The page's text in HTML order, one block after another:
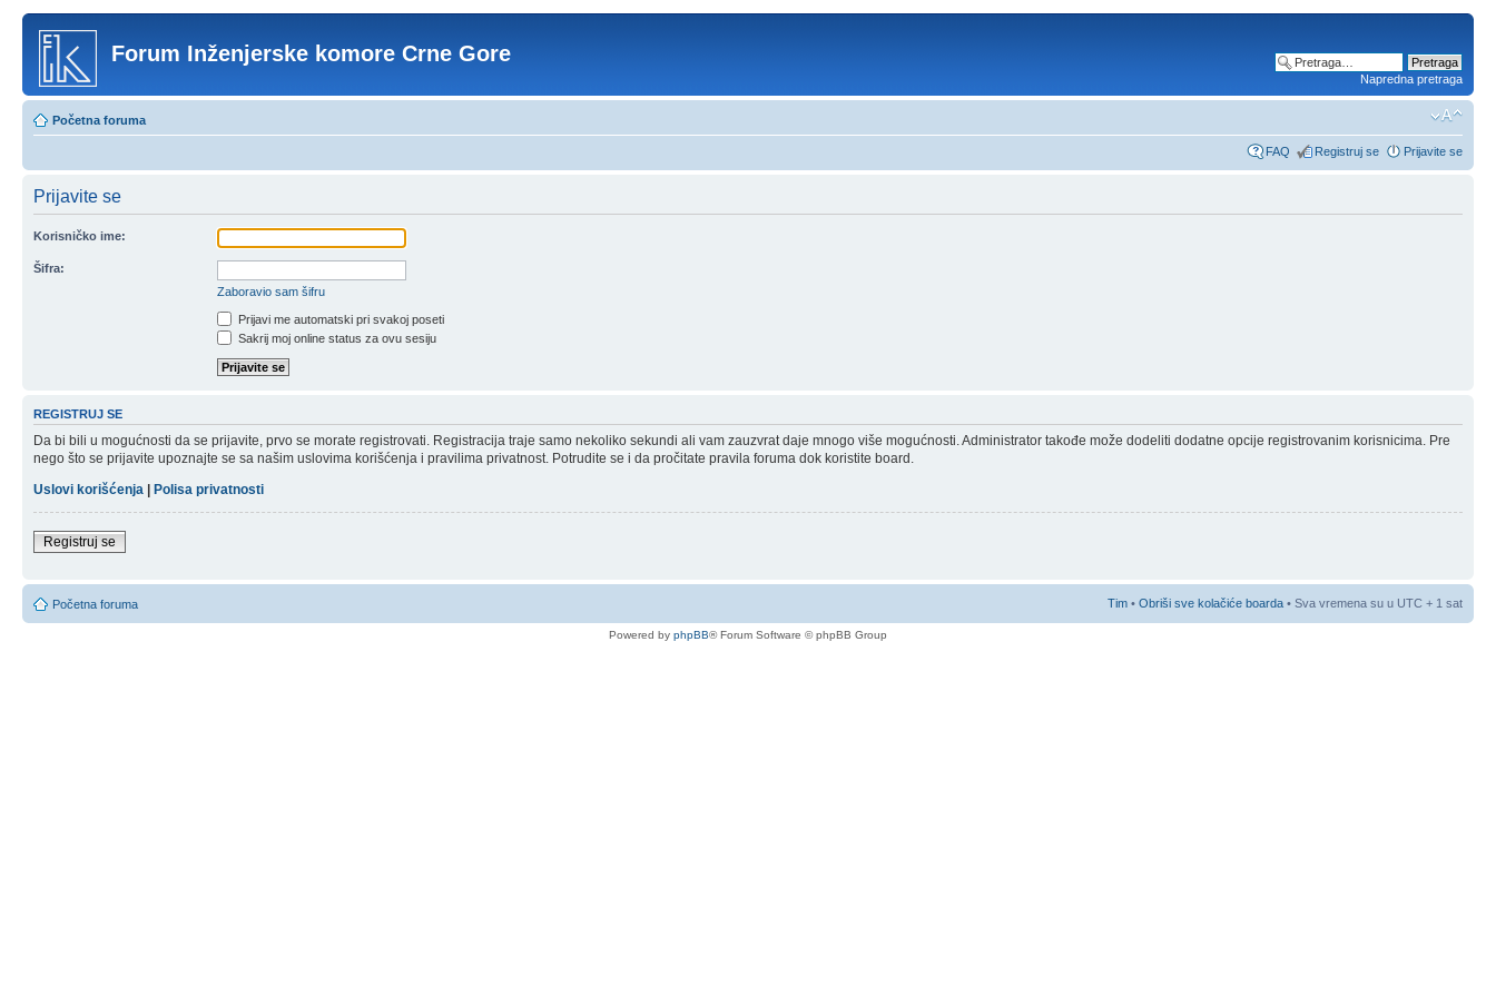
Forum Inženjerske komore Crne Gore
Napredna pretraga
Početna foruma
FAQ Registruj se Prijavite se
Prijavite se
Korisničko ime:
Šifra:
Zaboravio sam šifru
Prijavi me automatski pri svakoj poseti
Sakrij moj online status za ovu sesiju
REGISTRUJ SE
Da bi bili u mogućnosti da se prijavite, prvo se morate registrovati. Registracija traje samo nekoliko sekundi ali vam zauzvrat daje mnogo više mogućnosti. Administrator takođe može dodeliti dodatne opcije registrovanim korisnicima. Pre
nego što se prijavite upoznajte se sa našim uslovima korišćenja i pravilima privatnost. Potrudite se i da pročitate pravila foruma dok koristite board.
Uslovi korišćenja | Polisa privatnosti
Registruj se
Početna foruma Tim • Obriši sve kolačiće boarda • Sva vremena su u UTC + 1 sat
Powered by phpBB® Forum Software © phpBB Group